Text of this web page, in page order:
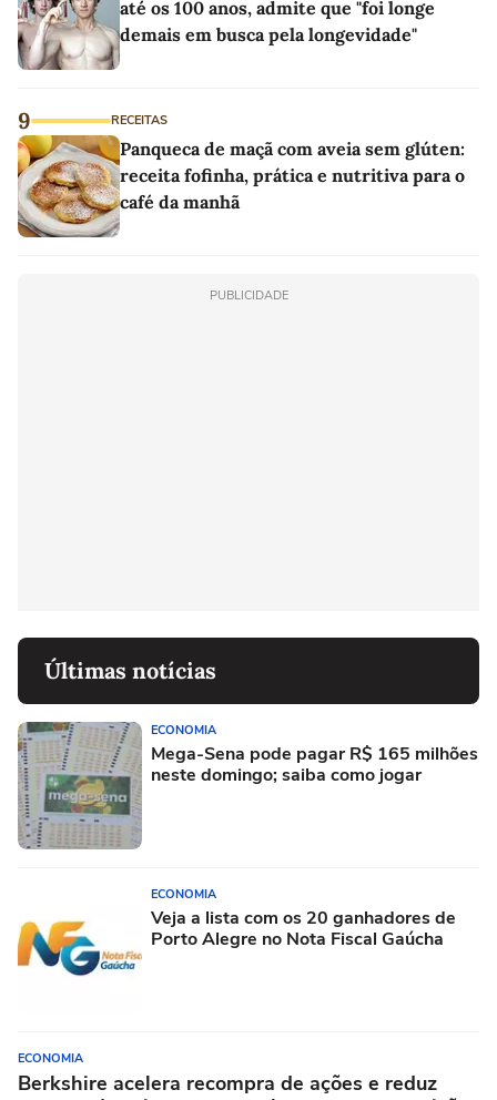
até os 100 anos, admite que "foi longe
demais em busca pela longevidade"
9 RECEITAS
Panqueca de maçã com aveia sem glúten:
receita fofinha, prática e nutritiva para o
café da manhã
PUBLICIDADE
Últimas notícias
ECONOMIA
Mega-Sena pode pagar R$ 165 milhões
neste domingo; saiba como jogar
ECONOMIA
Veja a lista com os 20 ganhadores de
Porto Alegre no Nota Fiscal Gaúcha
ECONOMIA
Berkshire acelera recompra de ações e reduz